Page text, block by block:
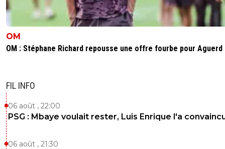
OM
OM : Stéphane Richard repousse une offre fourbe pour Aguerd
FIL INFO
06 août , 22:00
PSG : Mbaye voulait rester, Luis Enrique l'a
06 août , 21:30